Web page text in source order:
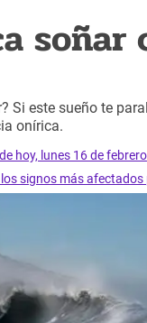
soñar
Si este sueño te
onírica.
hoy, lunes 16 de febrero
signos más afectados